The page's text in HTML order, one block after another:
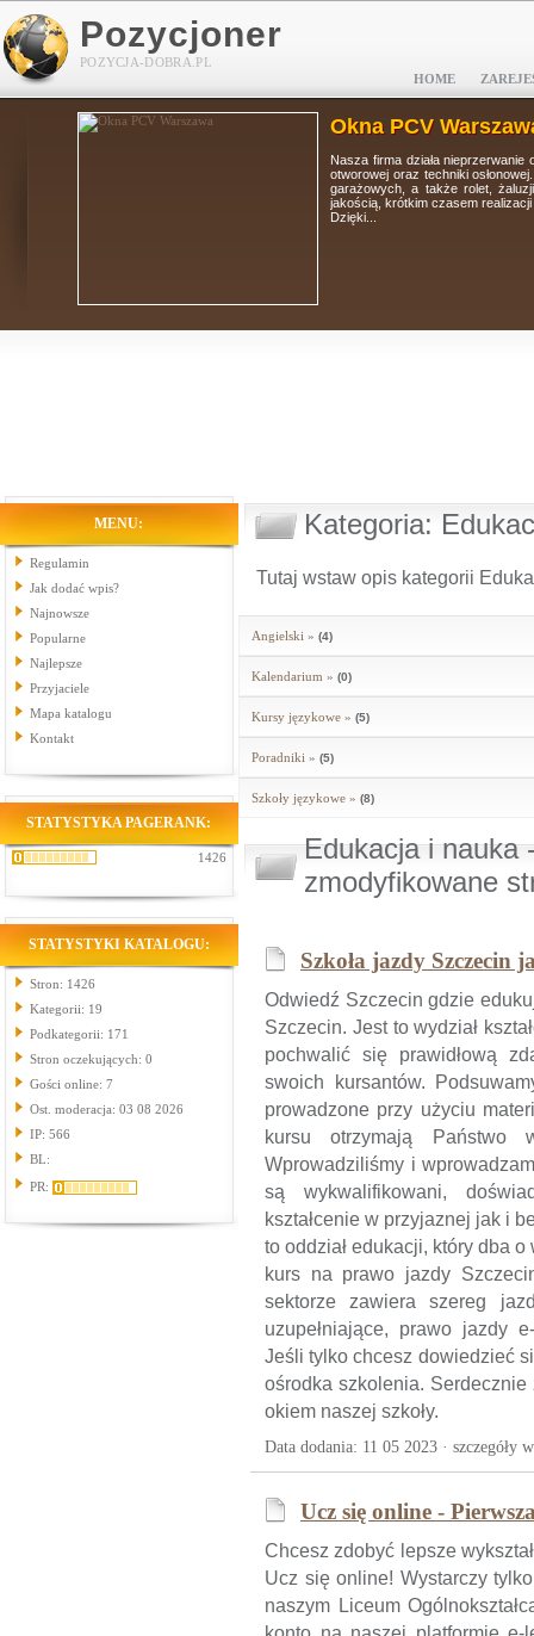
Pozycjoner
POZYCJA-DOBRA.PL
HOME
Okna PCV
Nasza firma działa
otworowej oraz techniki
garażowych, a także rolet,
jakością, krótkim czasem
Dzięki...
MENU:
Regulamin
Jak dodać wpis?
Najnowsze
Popularne
Najlepsze
Przyjaciele
Mapa katalogu
Kontakt
STATYSTYKA PAGERANK:
1426
STATYSTYKI KATALOGU:
Stron: 1426
Kategorii: 19
Podkategorii: 171
Stron oczekujących: 0
Gości online: 7
Ost. moderacja: 03 08 2026
IP: 566
BL:
PR:
Kategoria:
Tutaj wstaw opis kategorii
Angielski » (4)
Kalendarium » (0)
Kursy językowe » (5)
Poradniki » (5)
Szkoły językowe » (8)
Edukacja i nauka
zmodyfikowane
Szkoła jazdy Szczecin
Odwiedź Szczecin gdzie
Szczecin. Jest to wydział
pochwalić się prawidłową
swoich kursantów.
prowadzone przy użyciu
kursu otrzymają Państwo
Wprowadziliśmy i
są wykwalifikowani,
kształcenie w przyjaznej jak i
to oddział edukacji, który dba
kurs na prawo jazdy
sektorze zawiera szereg
uzupełniające, prawo jazdy
Jeśli tylko chcesz dowiedzieć
ośrodka szkolenia.
okiem naszej szkoły.
Data dodania: 11 05 2023 · szczegóły
Ucz się online -
Chcesz zdobyć lepsze
Ucz się online! Wystarczy
naszym Liceum